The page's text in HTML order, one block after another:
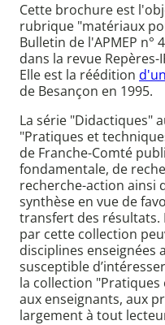
Cette brochure est
rubrique "matériaux
Bulletin de l'APMEP n°
dans la revue Repères-
Elle est la réédition
de Besançon en 1995.
La série "Didactiques"
"Pratiques et
de Franche-Comté
fondamentale, de
recherche-action ainsi
synthèse en vue de
transfert des résultats.
par cette collection
disciplines enseignées
susceptible
la collection "Pratiques
aux enseignants, aux
largement à tout